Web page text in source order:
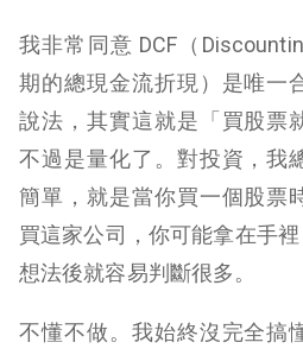
我非常同意 DCF（
期的總現金流折現）是唯一
說法，其實這就是「買股票
不過是量化了。對投資，我
簡單，就是當你買一個股票
買這家公司，你可能拿在手
想法後就容易判斷很多。
不懂不做。我始終沒完全搞